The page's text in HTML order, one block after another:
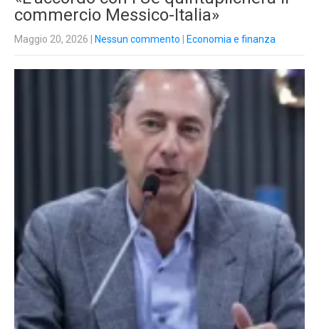
commercio Messico-Italia»
Maggio 20, 2026 Nessun commento Economia e finanza